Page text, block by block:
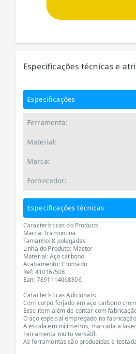
Especificações técnicas e
Especificações
Ferramenta:
Material:
Marca:
Fornecedor:
Especificações técnicas
Características do Produto:
Marca: Tramontina
Tamanho: 8 polegadas
Linha do Produto: Master
Material: Aço carbono
Acabamento: Cromado
Ref: 41016/508
Ean: 7891114068306
Características Adicionais:
Com corpo forjado em aço carbono
Esse item além de contar com
O aço especial empregado na
A escala em milímetros, marcada a
Ferramenta muito versátil.
As ferramentas são produzidas e